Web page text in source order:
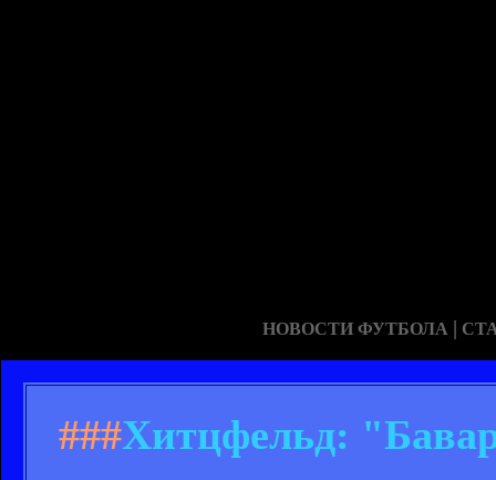
НОВОСТИ ФУТБОЛА |
###Хитцфельд: